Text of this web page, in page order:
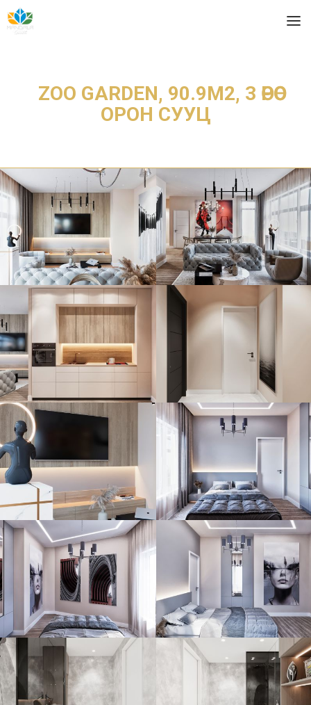
ZOO GARDEN, 90.9М2, 3 ӨРӨӨ
ОРОН СУУЦ